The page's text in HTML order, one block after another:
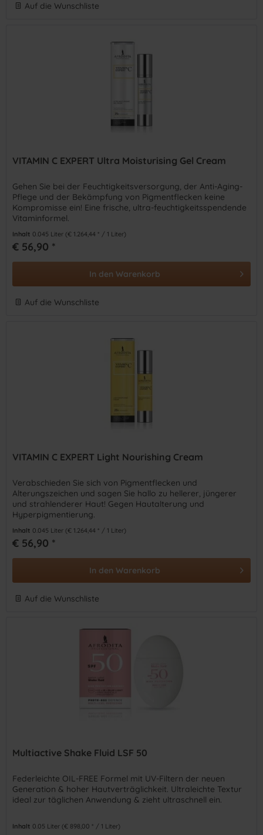
Auf die Wunschliste
VITAMIN C EXPERT Ultra Moisturising Gel Cream
Gehen Sie bei der Feuchtigkeitsversorgung, der Anti-Aging-
Pflege und der Bekämpfung von Pigmentflecken keine
Kompromisse ein! Eine frische, ultra-feuchtigkeitsspendende
Vitaminformel.
Inhalt 0.045 Liter (€ 1.264,44 * / 1 Liter)
€ 56,90 *
In den Warenkorb
Auf die Wunschliste
VITAMIN C EXPERT Light Nourishing Cream
Verabschieden Sie sich von Pigmentflecken und
Alterungszeichen und sagen Sie hallo zu hellerer, jüngerer
und strahlenderer Haut! Gegen Hautalterung und
Hyperpigmentierung.
Inhalt 0.045 Liter (€ 1.264,44 * / 1 Liter)
€ 56,90 *
In den Warenkorb
Auf die Wunschliste
Multiactive Shake Fluid LSF 50
Federleichte OIL-FREE Formel mit UV-Filtern der neuen
Generation & hoher Hautverträglichkeit. Ultraleichte Textur
ideal zur täglichen Anwendung & zieht ultraschnell ein.
Inhalt 0.05 Liter (€ 898,00 * / 1 Liter)